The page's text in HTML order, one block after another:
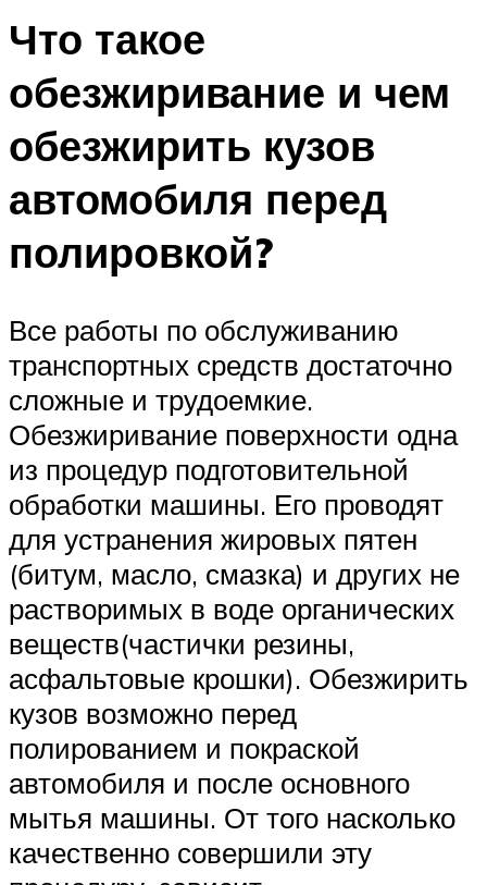
Что такое
обезжиривание и чем
обезжирить кузов
автомобиля перед
полировкой?
Все работы по обслуживанию
транспортных средств достаточно
сложные и трудоемкие.
Обезжиривание поверхности одна
из процедур подготовительной
обработки машины. Его проводят
для устранения жировых пятен
(битум, масло, смазка) и других не
растворимых в воде органических
веществ(частички резины,
асфальтовые крошки). Обезжирить
кузов возможно перед
полированием и покраской
автомобиля и после основного
мытья машины. От того насколько
качественно совершили эту